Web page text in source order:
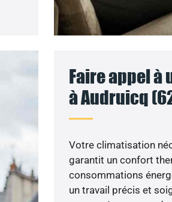
Faire appel
à Audruicq
Votre climatisation
garantit un confort
consommations
un travail précis et